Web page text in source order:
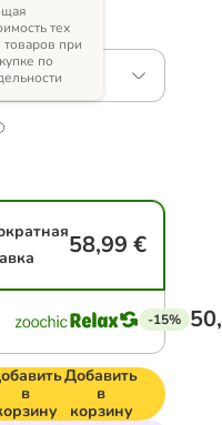
тех
при
по
58,99 €
-15%
в
Добавить
в
корзину